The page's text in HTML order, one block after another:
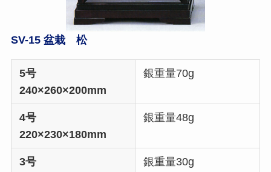
SV-15 盆栽 松
5号
240×260×200mm
銀重量70g
4号
220×230×180mm
銀重量48g
3号
銀重量30g